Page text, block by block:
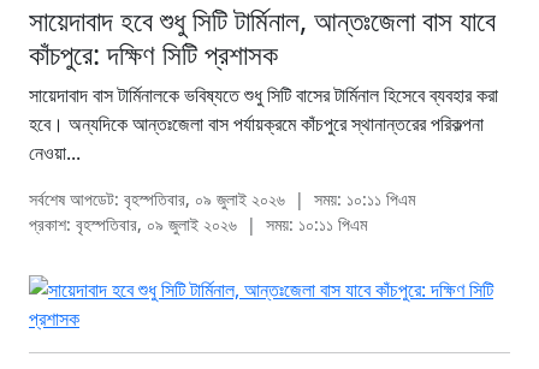
সায়েদাবাদ হবে শুধু সিটি টার্মিনাল, আন্তঃজেলা বাস যাবে
কাঁচপুরে: দক্ষিণ সিটি প্রশাসক
সায়েদাবাদ বাস টার্মিনালকে ভবিষ্যতে শুধু সিটি বাসের টার্মিনাল হিসেবে ব্যবহার করা
হবে। অন্যদিকে আন্তঃজেলা বাস পর্যায়ক্রমে কাঁচপুরে স্থানান্তরের পরিকল্পনা
নেওয়া...
সর্বশেষ আপডেট: বৃহস্পতিবার, ০৯ জুলাই ২০২৬ | সময়: ১০:১১ পিএম
প্রকাশ: বৃহস্পতিবার, ০৯ জুলাই ২০২৬ | সময়: ১০:১১ পিএম